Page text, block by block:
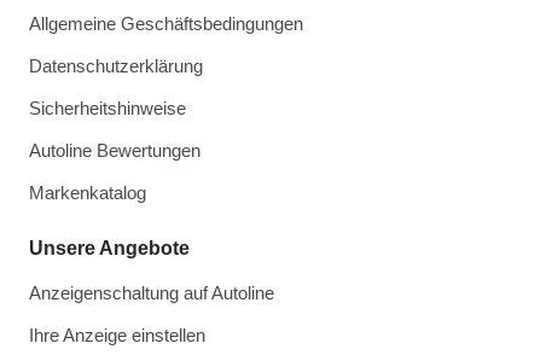
Allgemeine Geschäftsbedingungen
Datenschutzerklärung
Sicherheitshinweise
Autoline Bewertungen
Markenkatalog
Unsere Angebote
Anzeigenschaltung auf Autoline
Ihre Anzeige einstellen